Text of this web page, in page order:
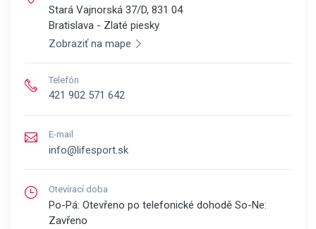
Stará Vajnorská 37/D, 831 04
Bratislava - Zlaté piesky
Zobraziť na mape
Telefón
421 902 571 642
E-mail
info@lifesport.sk
Otevírací doba
Po-Pá: Otevřeno po telefonické dohodě So-Ne:
Zavřeno